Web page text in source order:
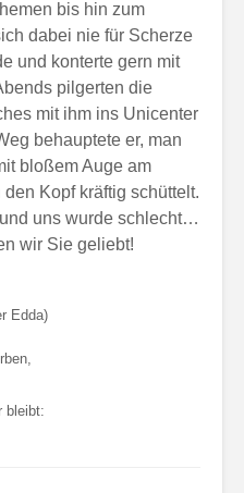
bis hin zum
dabei nie für Scherze
und konterte gern mit
pilgerten die
mit ihm ins Unicenter
behauptete er, man
bloßem Auge am
Kopf kräftig schüttelt.
uns wurde schlecht…
wir Sie geliebt!
Edda)
bleibt: